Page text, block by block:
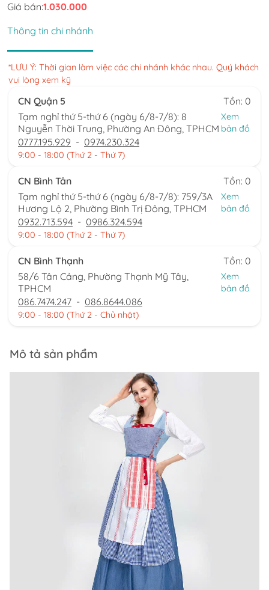
Giá bán:1.030.000
Thông tin chi nhánh
*LƯU Ý: Thời gian làm việc các chi nhánh khác nhau. Quý khách
vui lòng xem kỹ
CN Quận 5
Tồn: 0
Tạm nghỉ thứ 5-thứ 6 (ngày 6/8-7/8): 8
Nguyễn Thời Trung, Phường An Đông, TPHCM
Xem
bản đồ
0777.195.929 - 0974.230.324
9:00 - 18:00 (Thứ 2 - Thứ 7)
CN Bình Tân
Tồn: 0
Tạm nghỉ thứ 5-thứ 6 (ngày 6/8-7/8): 759/3A
Hương Lộ 2, Phường Bình Trị Đông, TPHCM
Xem
bản đồ
0932.713.594 - 0986.324.594
9:00 - 18:00 (Thứ 2 - Thứ 7)
CN Bình Thạnh
Tồn: 0
58/6 Tân Cảng, Phường Thạnh Mỹ Tây,
TPHCM
Xem
bản đồ
086.7474.247 - 086.8644.086
9:00 - 18:00 (Thứ 2 - Chủ nhật)
Mô tả sản phẩm